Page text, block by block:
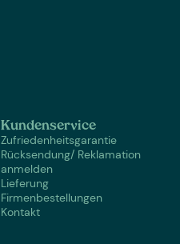
Kundenservice
Zufriedenheitsgarantie
Rücksendung/ Reklamation
anmelden
Lieferung
Firmenbestellungen
Kontakt